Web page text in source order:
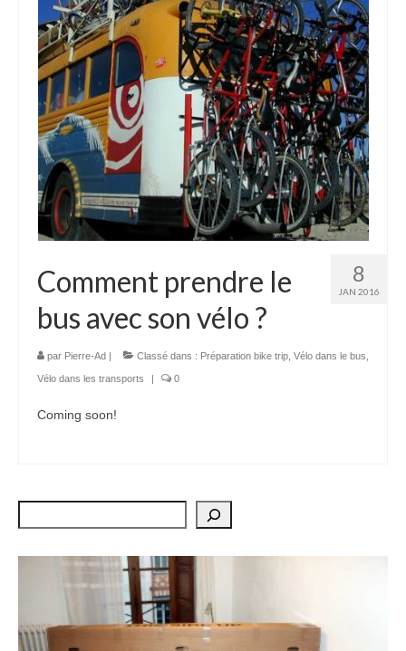
Presse
8
JAN 2016
Comment prendre le
bus avec son vélo ?
par Pierre-Ad | Classé dans : Préparation bike trip Vélo dans le bus
Vélo dans les transports | 0
Coming soon!